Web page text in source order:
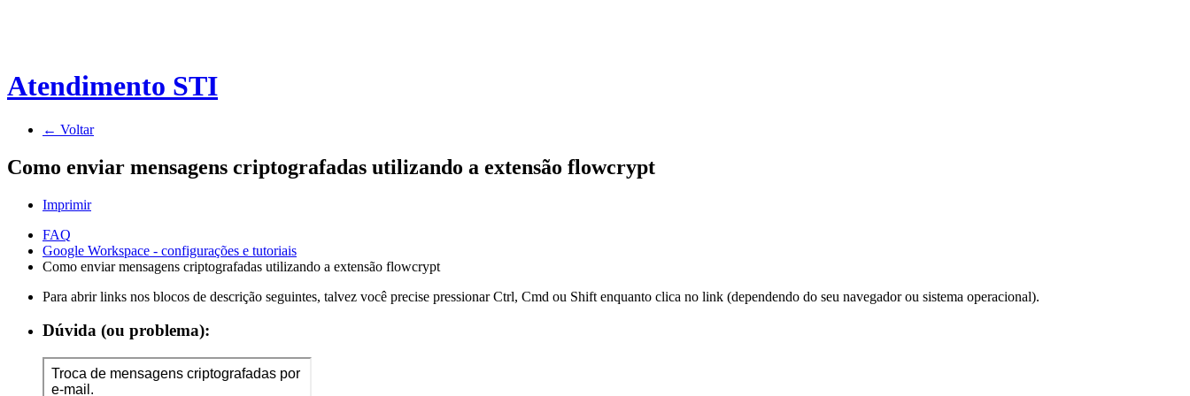
Atendimento STI
← Voltar
Como enviar mensagens criptografadas utilizando a extensão flowcrypt
Imprimir
FAQ
Google Workspace - configurações e tutoriais
Como enviar mensagens criptografadas utilizando a extensão flowcrypt
Para abrir links nos blocos de descrição seguintes, talvez você precise pressionar Ctrl, Cmd ou Shift enquanto clica no link (dependendo do seu navegador ou sistema operacional).
Dúvida (ou problema):